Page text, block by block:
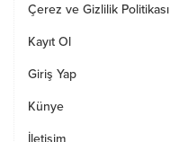
Çerez ve Gizlilik Politikası
Kayıt Ol
Giriş Yap
Künye
İletişim